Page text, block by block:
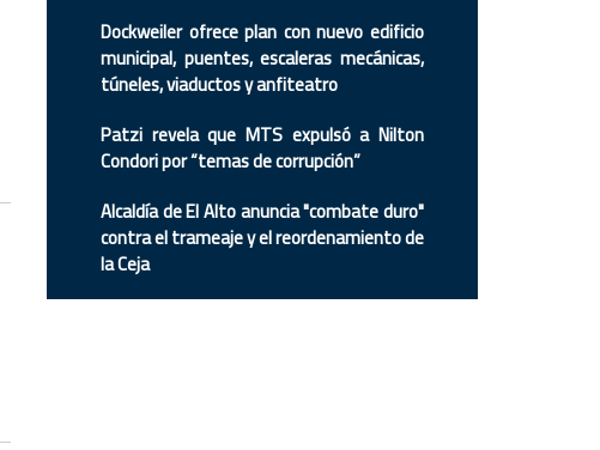
Dockweiler ofrece plan con nuevo edificio
municipal, puentes, escaleras mecánicas,
túneles, viaductos y anfiteatro
Patzi revela que MTS expulsó a Nilton
Condori por “temas de corrupción”
Alcaldía de El Alto anuncia "combate duro"
contra el trameaje y el reordenamiento de
la Ceja